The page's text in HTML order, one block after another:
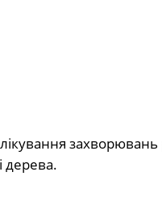
захворювань
дерева.